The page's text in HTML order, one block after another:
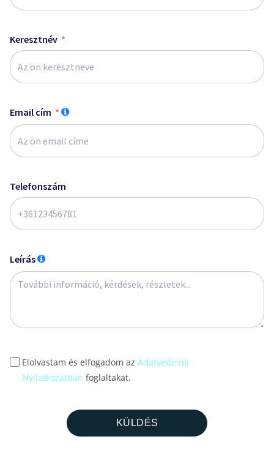
Keresztnév
Email cím
Telefonszám
Leírás
Elolvastam és elfogadom az Adatvédelmi
Nyilatkozatban foglaltakat.
KÜLDÉS